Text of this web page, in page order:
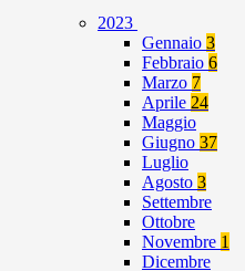
2023
Gennaio 3
Febbraio 6
Marzo 7
Aprile 24
Maggio
Giugno 37
Luglio
Agosto 3
Settembre
Ottobre
Novembre 1
Dicembre